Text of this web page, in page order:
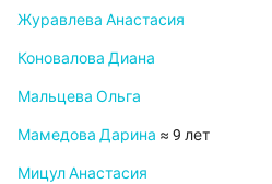
Журавлева Анастасия
Коновалова Диана
Мальцева Ольга
Мамедова Дарина ≈ 9 лет
Мицул Анастасия